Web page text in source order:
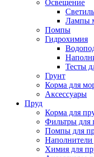
Освещение
Лампы
Помпы
Гидрохимия
Тесты
Грунт
Корма для
Аксессуары
Пруд
Корма для
Фильтры для
Помпы для
Наполнители
Химия для